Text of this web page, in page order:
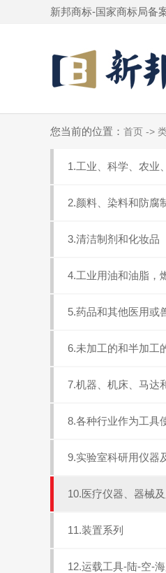
新邦商标-国家商标局备
您当前的位置： 首页 ->
1.工业、科学、农业
2.颜料、染料和防腐
3.清洁制剂和化妆品
4.工业用油和油脂，
5.药品和其他医用或
6.未加工的和半加工
7.机器、机床、马达
8.各种行业作为工具
9.实验室科研用仪器
10.医疗仪器、器械
11.装置系列
12.运载工具-陆-空-